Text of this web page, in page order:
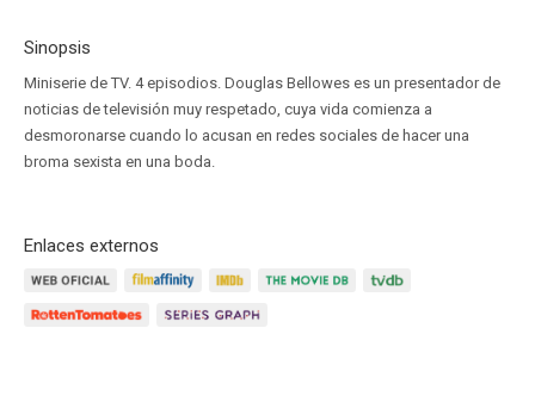
Sinopsis
Miniserie de TV. 4 episodios. Douglas Bellowes es un presentador de
noticias de televisión muy respetado, cuya vida comienza a
desmoronarse cuando lo acusan en redes sociales de hacer una
broma sexista en una boda.
Enlaces externos